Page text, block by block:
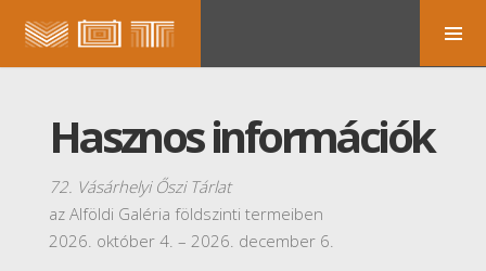
Hasznos információk
72. Vásárhelyi Őszi Tárlat
az Alföldi Galéria földszinti termeiben
2026. október 4. – 2026. december 6.